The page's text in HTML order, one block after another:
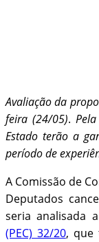
Avaliação da
feira (24/05).
Estado terão a
período de
A Comissão de
Deputados
seria analisada a
(PEC) 32/20, que